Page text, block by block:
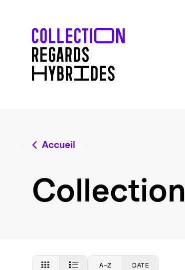
Accueil
Collection
A–Z DATE